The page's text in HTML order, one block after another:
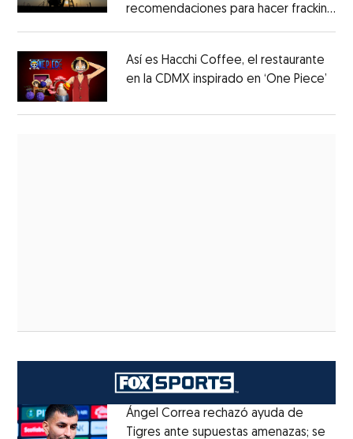
recomendaciones para hacer fracking
en México
Así es Hacchi Coffee, el restaurante
en la CDMX inspirado en ‘One Piece’
Ángel Correa rechazó ayuda de
Tigres ante supuestas amenazas; se